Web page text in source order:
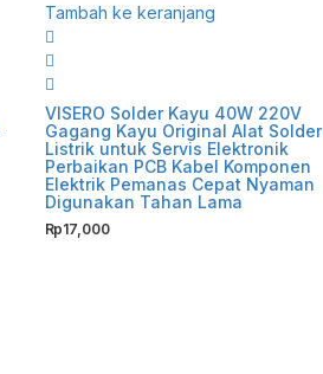
Tambah ke keranjang
VISERO Solder Kayu 40W 220V
Gagang Kayu Original Alat Solder
Listrik untuk Servis Elektronik
Perbaikan PCB Kabel Komponen
Elektrik Pemanas Cepat Nyaman
Digunakan Tahan Lama
Rp17,000